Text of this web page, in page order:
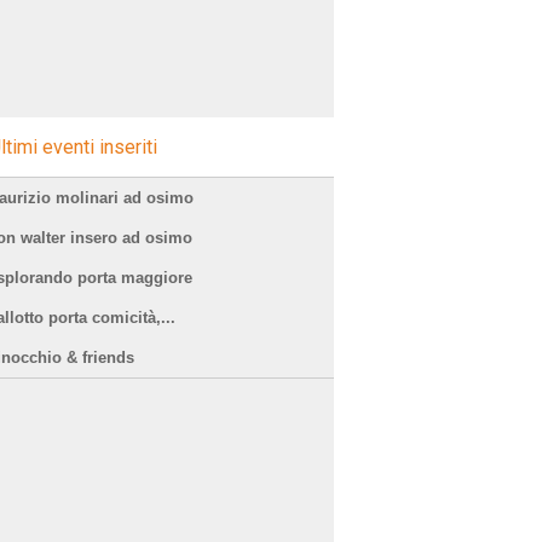
eventi inseriti
molinari ad osimo
walter insero ad osimo
porta maggiore
porta comicità,...
& friends